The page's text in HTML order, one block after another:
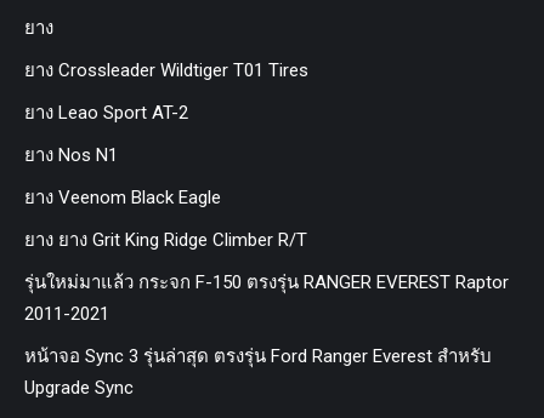
ยาง
ยาง Crossleader Wildtiger T01 Tires
ยาง Leao Sport AT-2
ยาง Nos N1
ยาง Veenom Black Eagle
ยาง ยาง Grit King Ridge Climber R/T
รุ่นใหม่มาแล้ว กระจก F-150 ตรงรุ่น RANGER EVEREST Raptor
2011-2021
หน้าจอ Sync 3 รุ่นล่าสุด ตรงรุ่น Ford Ranger Everest สำหรับ
Upgrade Sync